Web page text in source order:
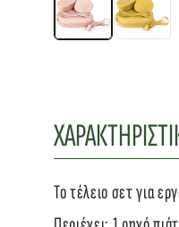
Το τέλειο σετ για